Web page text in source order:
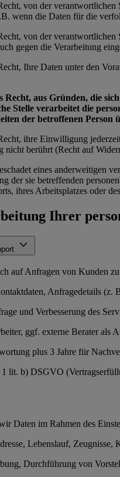
von der
wenn die Daten für die
von der
gegen die Verarbeitung
Ihre Daten unter den
Recht, aus Gründen, die
Stelle verarbeitet die
der betroffenen
ihre Einwilligung
nicht berührt (Recht auf
eines anderweitigen
der sie betreffenden
ihres Arbeitsplatzes oder
Ihrer
auf Anfragen von Kunden
Anfragedetails (z.
und Verbesserung des
ggf. externe Berater als
plus 3 Jahre für
lit. b) DSGVO
Daten im Rahmen des
Lebenslauf, Zeugnisse,
Durchführung von